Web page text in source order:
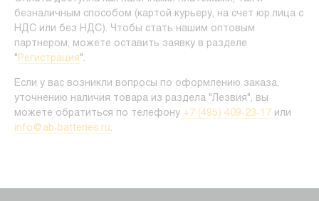
безналичным способом (картой курьеру, на счет юр.лица с
НДС или без НДС). Чтобы стать нашим оптовым
партнером, можете оставить заявку в разделе
" Регистрация".
Если у вас возникли вопросы по оформлению заказа,
уточнению наличия товара из раздела "Лезвия", вы
можете обратиться по телефону +7 (495) 409-23-17 или
info@ab-batteries.ru.